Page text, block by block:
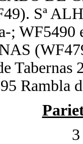
Sª
;
Tabernas
Rambla